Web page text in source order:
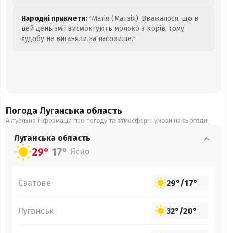
Народні прикмети: "Матія (Матвія). Вважалося, що в
цей день змії висмоктують молоко з корів, тому
худобу не виганяли на пасовище."
Погода Луганська область
Актуальна інформація про погоду та атмосферні умови на сьогодні
Луганська область
29° 17° Ясно
Сватове 29°/17°
Луганськ 32°/20°